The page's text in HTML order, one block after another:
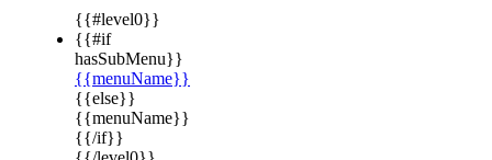
{{#level0}}
{{#if
hasSubMenu}}
{{menuName}}
{{else}}
{{menuName}}
{{/if}}